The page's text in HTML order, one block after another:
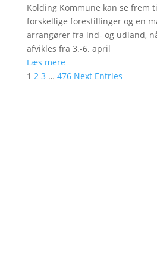
Kolding Kommune kan se frem
forskellige forestillinger og en
arrangører fra ind- og udland,
afvikles fra 3.-6. april
Læs mere
1 2 3 … 476 Next Entries